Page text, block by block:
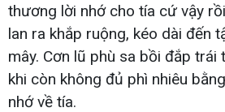
thương lời nhớ cho tía cứ vậy
lan ra khắp ruộng, kéo dài đến
mây. Cơn lũ phù sa bồi đắp trái
khi còn không đủ phì nhiêu
nhớ về tía.